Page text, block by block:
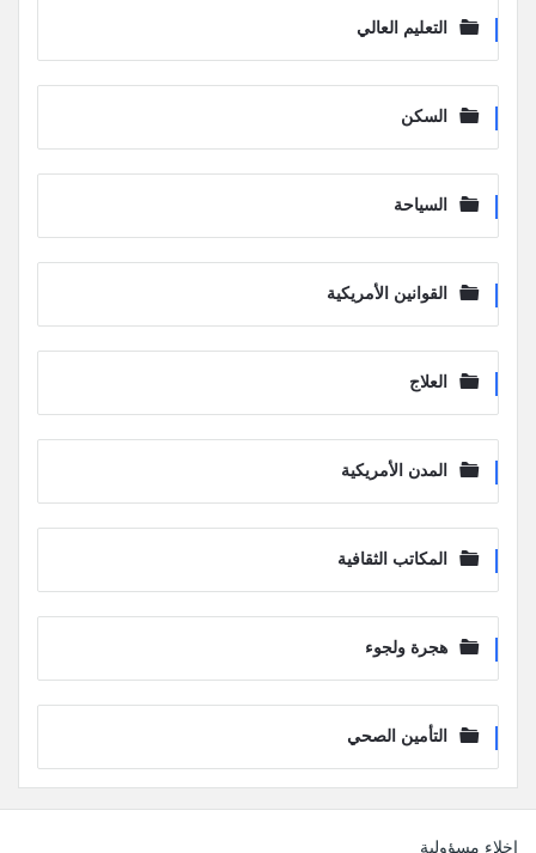
التعليم العالي
السكن
السياحة
القوانين الأمريكية
العلاج
المدن الأمريكية
المكاتب الثقافية
هجرة ولجوء
التأمين الصحي
الفوترإخلاء مسؤولية